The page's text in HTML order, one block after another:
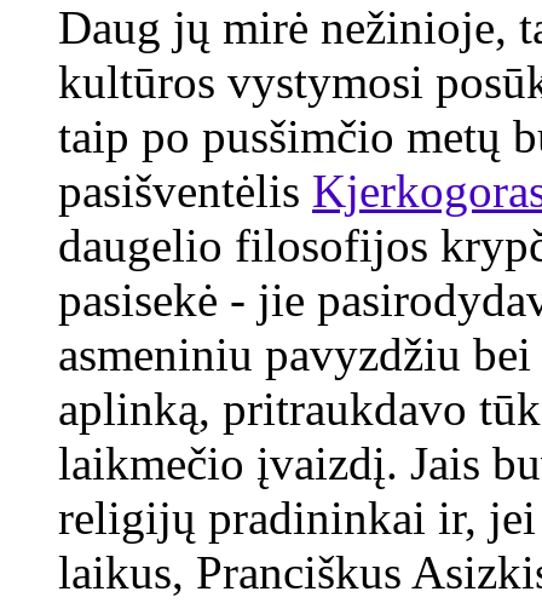
Daug jų mirė nežinioje,
kultūros vystymosi
taip po pusšimčio metų
pasišventėlis
daugelio filosofijos
pasisekė - jie
asmeniniu pavyzdžiu
aplinką, pritraukdavo
laikmečio įvaizdį. Jais
religijų pradininkai ir, jei
laikus, Pranciškus